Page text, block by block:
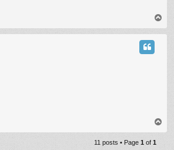
o
p
o
11 posts • Page 1 of 1